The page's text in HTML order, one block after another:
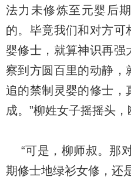
法力未修炼至元婴后
的。毕竟我们和对方可
婴修士，就算神识再强
察到方圆百里的动静，
追的禁制灵婴的修士，
成。”柳姓女子摇摇头，
“可是，柳师叔。那
期修士地绿衫女修，还